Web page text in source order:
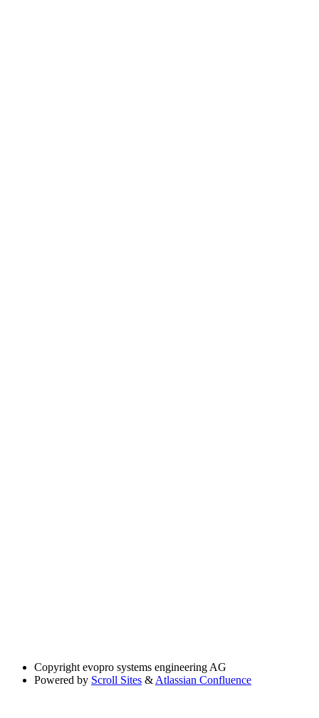
Copyright evopro systems engineering AG
Powered by Scroll Sites &Atlassian Confluence